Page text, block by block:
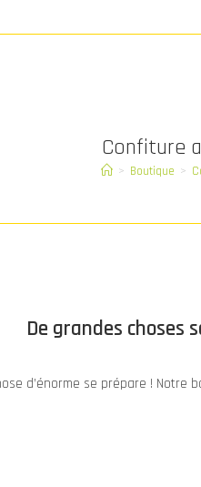
Confiture
> Boutique >
De grandes choses
d’énorme se prépare !